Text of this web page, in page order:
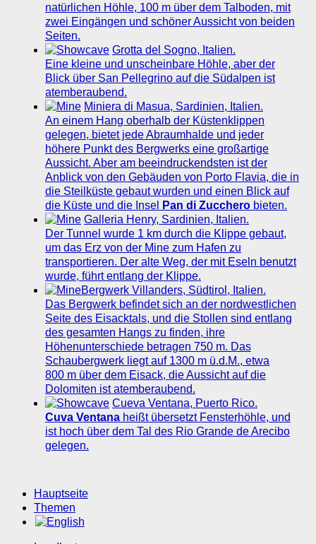
natürlichen Höhle, 100 m über dem Talboden, mit
zwei Eingängen und schöner Aussicht von beiden
Seiten.
Grotta del Sogno, Italien.
Eine kleine und unscheinbare Höhle, aber der
Blick über San Pellegrino auf die Südalpen ist
atemberaubend.
Miniera di Masua, Sardinien, Italien.
An einem Hang oberhalb der Küstenklippen
gelegen, bietet jede Abraumhalde und jeder
höhere Punkt des Bergwerks eine großartige
Aussicht. Aber am beeindruckendsten ist der
Anblick von den Gebäuden von Porto Flavia, die in
die Steilküste gebaut wurden und einen Blick auf
die Küste und die Insel
Pan di Zucchero bieten.
Galleria Henry, Sardinien, Italien.
Der Tunnel wurde 1 km durch die Klippe gebaut,
um das Erz von der Mine zum Hafen zu
transportieren. Der alte Weg, der mit Eseln benutzt
wurde, führt entlang der Klippe.
Bergwerk Villanders, Südtirol, Italien.
Das Bergwerk befindet sich an der nordwestlichen
Seite des Eisacktals, und die Stollen sind entlang
des gesamten Hangs zu finden, ihre
Höhenunterschiede betragen 750 m. Das
Schaubergwerk liegt auf 1300 m ü.d.M., etwa
800 m über dem Eisack, die Aussicht auf die
Dolomiten ist atemberaubend.
Cueva Ventana, Puerto Rico.
Cuva Ventana heißt übersetzt Fensterhöhle, und
ist hoch über dem Tal des Rio Grande de Arecibo
gelegen.
Hauptseite
Themen